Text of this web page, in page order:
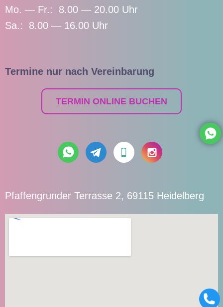
Mo. — Fr.: 8.00 — 20.00 Uhr
Sa.: 8.00 — 16.00 Uhr
Termine nur nach Vereinbarung
TERMIN ONLINE BUCHEN
Pfaffengrunder Terrasse 2, 69115 Heidelberg